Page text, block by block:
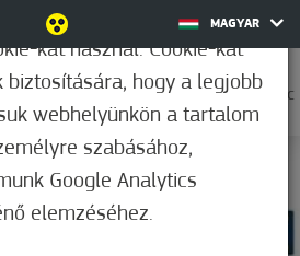
MAGYAR
0
37,2°C
kat használ. Cookie-kat
biztosítására, hogy a legjobb
webhelyünkön a tartalom
szabásához,
Google Analytics
elemzéséhez.